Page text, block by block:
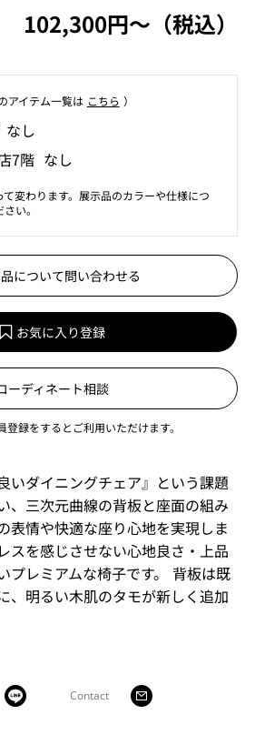
102,300円〜（税込）
アイテム⼀覧は こちら ）
なし
7階 なし
変わります。展示品のカラーや仕様につ
い。
について問い合わせる
お気に入り登録
ーディネート相談
録をするとご利用いただけます。
いダイニングチェア』という課題
、三次元曲線の背板と座面の組み
表情や快適な座り心地を実現しま
スを感じさせない心地良さ・上品
プレミアムな椅子です。 背板は既
、明るい木肌のタモが新しく追加
Contact